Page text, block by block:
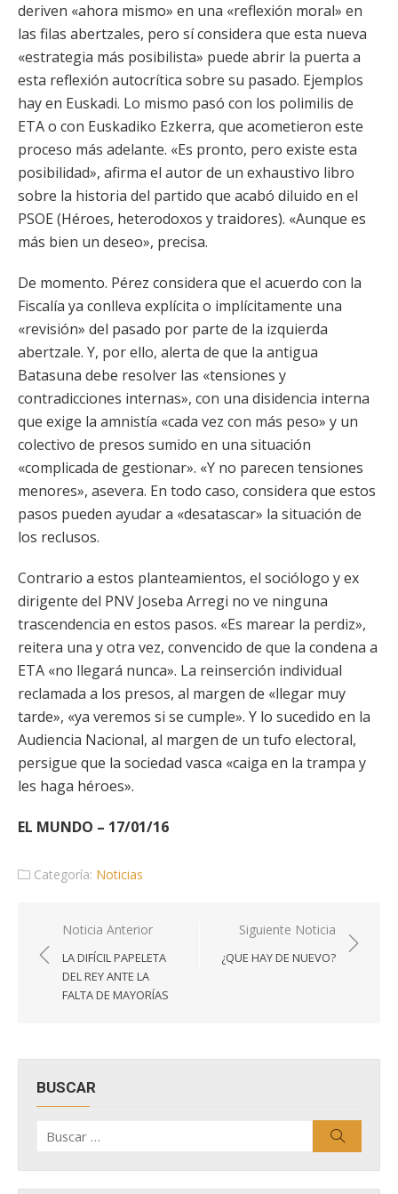
deriven «ahora mismo» en una «reflexión moral» en
las filas abertzales, pero sí considera que esta nueva
«estrategia más posibilista» puede abrir la puerta a
esta reflexión autocrítica sobre su pasado. Ejemplos
hay en Euskadi. Lo mismo pasó con los polimilis de
ETA o con Euskadiko Ezkerra, que acometieron este
proceso más adelante. «Es pronto, pero existe esta
posibilidad», afirma el autor de un exhaustivo libro
sobre la historia del partido que acabó diluido en el
PSOE (Héroes, heterodoxos y traidores). «Aunque es
más bien un deseo», precisa.
De momento. Pérez considera que el acuerdo con la
Fiscalía ya conlleva explícita o implícitamente una
«revisión» del pasado por parte de la izquierda
abertzale. Y, por ello, alerta de que la antigua
Batasuna debe resolver las «tensiones y
contradicciones internas», con una disidencia interna
que exige la amnistía «cada vez con más peso» y un
colectivo de presos sumido en una situación
«complicada de gestionar». «Y no parecen tensiones
menores», asevera. En todo caso, considera que estos
pasos pueden ayudar a «desatascar» la situación de
los reclusos.
Contrario a estos planteamientos, el sociólogo y ex
dirigente del PNV Joseba Arregi no ve ninguna
trascendencia en estos pasos. «Es marear la perdiz»,
reitera una y otra vez, convencido de que la condena a
ETA «no llegará nunca». La reinserción individual
reclamada a los presos, al margen de «llegar muy
tarde», «ya veremos si se cumple». Y lo sucedido en la
Audiencia Nacional, al margen de un tufo electoral,
persigue que la sociedad vasca «caiga en la trampa y
les haga héroes».
EL MUNDO – 17/01/16
Categoría: Noticias
Navegación
de
entradas
Noticia Anterior
LA DIFÍCIL PAPELETA
DEL REY ANTE LA
FALTA DE MAYORÍAS
Siguiente Noticia
¿QUE HAY DE NUEVO?
BUSCAR
por: